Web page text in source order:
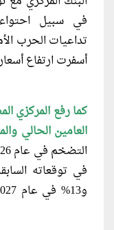
في سبيل
تداعيات الحرب
أسفرت ارتفاع
كما رفع المركزي
العامين الحالي
و13% في عام 2027، بدلًا من 8% في توقعاته السابقة..